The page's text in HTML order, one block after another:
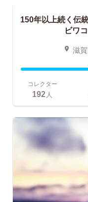
150年以上続く伝
ビワ
滋
コレクター
192 人